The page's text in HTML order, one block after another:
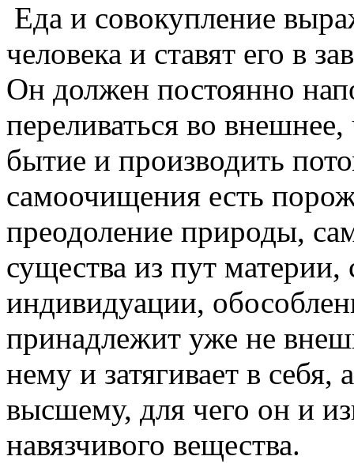
Еда и совокупление
человека и ставят его в
Он должен постоянно
переливаться во
бытие и производить
самоочищения есть
преодоление природы,
существа из пут
индивидуации,
принадлежит уже не
нему и затягивает в
высшему, для чего он и
навязчивого вещества.